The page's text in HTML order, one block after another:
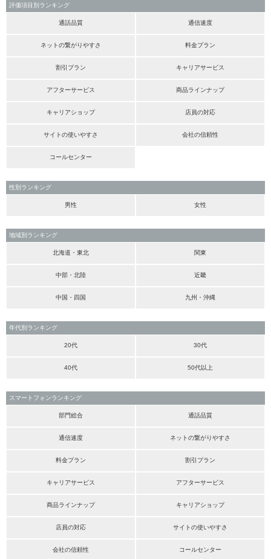
評価項目別ランキング
通話品質 通信速度
ネットの繋がりやすさ 料金プラン
割引プラン キャリアサービス
アフターサービス 商品ラインナップ
キャリアショップ 店員の対応
サイトの使いやすさ 会社の信頼性
コールセンター
性別ランキング
男性 女性
地域別ランキング
北海道・東北 関東
中部・北陸 近畿
中国・四国 九州・沖縄
年代別ランキング
20代 30代
40代 50代以上
スマートフォンランキング
部門総合 通話品質
通信速度 ネットの繋がりやすさ
料金プラン 割引プラン
キャリアサービス アフターサービス
商品ラインナップ キャリアショップ
店員の対応 サイトの使いやすさ
会社の信頼性 コールセンター